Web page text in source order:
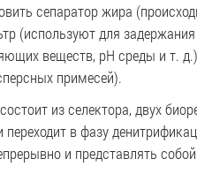
сепаратор жира
(используют для
веществ, рН среды и т.
примесей).
из селектора, двух
в фазу
и представлять